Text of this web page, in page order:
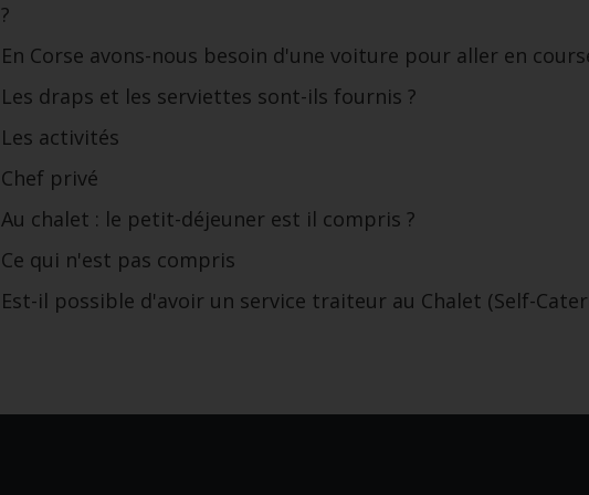
?
En Corse avons-nous besoin d'une voiture pour aller en
Les draps et les serviettes sont-ils fournis ?
Les activités
Chef privé
Au chalet : le petit-déjeuner est il compris ?
Ce qui n'est pas compris
Est-il possible d'avoir un service traiteur au Chalet (Self-